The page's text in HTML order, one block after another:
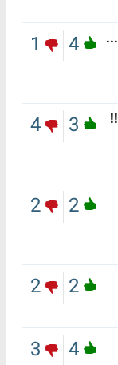
4
1
3
4
2
2
2
2
4
3